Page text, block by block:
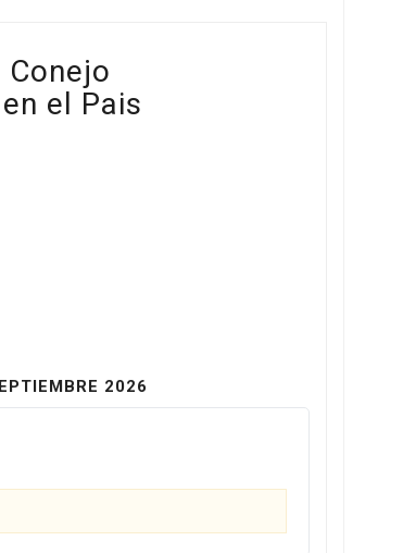
Conejo
el Pais
2026